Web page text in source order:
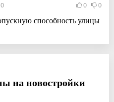
0 0
способность улицы
на новостройки